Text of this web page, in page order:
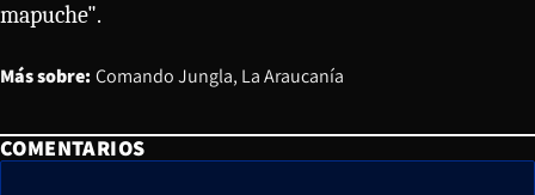
mapuche".
Más sobre:Comando Jungla La Araucanía
COMENTARIOS